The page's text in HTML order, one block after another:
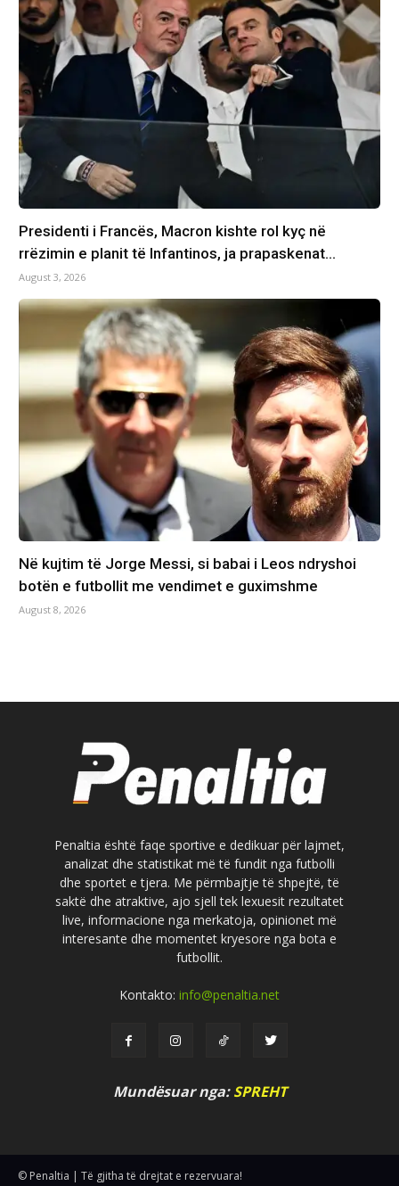
Presidenti i Francës, Macron kishte rol kyç në
rrëzimin e planit të Infantinos, ja prapaskenat…
August 3, 2026
Në kujtim të Jorge Messi, si babai i Leos ndryshoi
botën e futbollit me vendimet e guximshme
August 8, 2026
Penaltia është faqe sportive e dedikuar për lajmet,
analizat dhe statistikat më të fundit nga futbolli
dhe sportet e tjera. Me përmbajtje të shpejtë, të
saktë dhe atraktive, ajo sjell tek lexuesit rezultatet
live, informacione nga merkatoja, opinionet më
interesante dhe momentet kryesore nga bota e
futbollit.
Kontakto: info@penaltia.net
Mundësuar nga:SPREHT
© Penaltia | Të gjitha të drejtat e rezervuara!